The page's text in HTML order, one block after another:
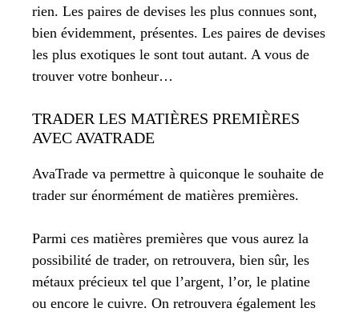
rien. Les paires de devises les plus connues sont,
bien évidemment, présentes. Les paires de devises
les plus exotiques le sont tout autant. A vous de
trouver votre bonheur…
TRADER LES MATIÈRES PREMIÈRES
AVEC AVATRADE
AvaTrade va permettre à quiconque le souhaite de
trader sur énormément de matières premières.
Parmi ces matières premières que vous aurez la
possibilité de trader, on retrouvera, bien sûr, les
métaux précieux tel que l’argent, l’or, le platine
ou encore le cuivre. On retrouvera également les